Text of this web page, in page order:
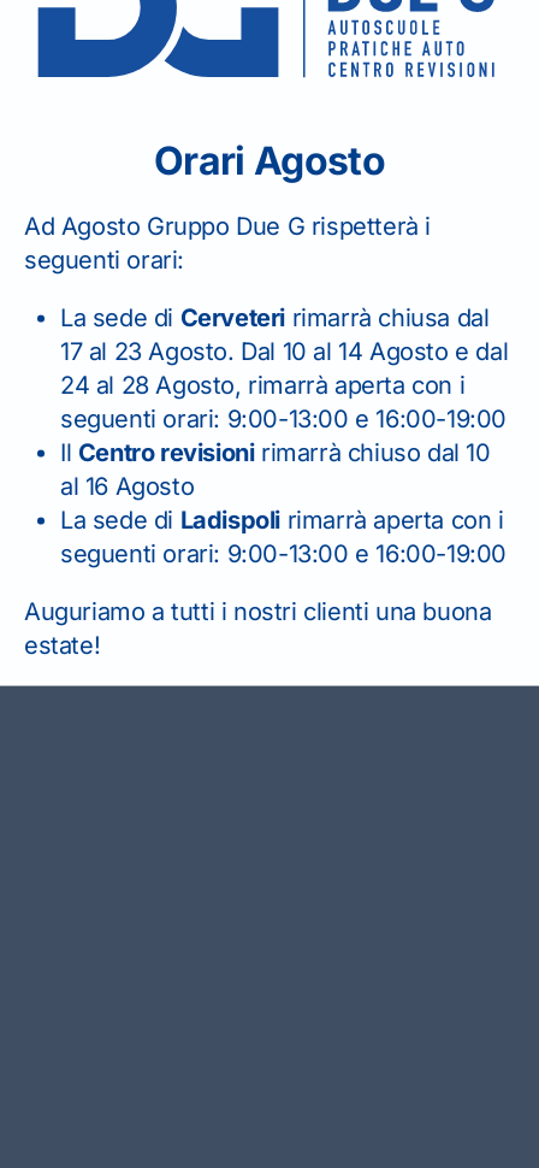
Passaggio di
Proprietà
Per la vendita o l’acquisto di
un’auto usata
di
Orari Agosto
Ad Agosto Gruppo Due G rispetterà i
seguenti orari:
La sede di Cerveteri rimarrà chiusa dal
17 al 23 Agosto. Dal 10 al 14 Agosto e dal
24 al 28 Agosto, rimarrà aperta con i
seguenti orari: 9:00-13:00 e 16:00-19:00
Il Centro revisionirimarrà chiuso dal 10
al 16 Agosto
La sede di Ladispoli rimarrà aperta con i
seguenti orari: 9:00-13:00 e 16:00-19:00
Auguriamo a tutti i nostri clienti una buona
estate!